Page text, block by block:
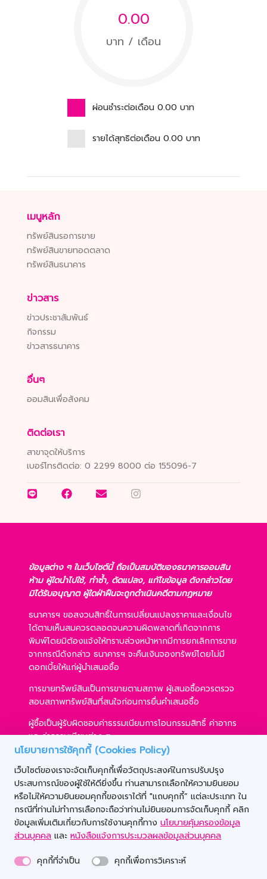
นโยบายการใช้คุกกี้ (Cookies Policy)
เว็บไซต์ของเราจะจัดเก็บคุกกี้เพื่อวัตถุประสงค์ในการปรับปรุง
ประสบการณ์ของผู้ใช้ให้ดียิ่งขึ้น ท่านสามารถเลือกให้ความยินยอม
หรือไม่ให้ความยินยอมคุกกี้ของเราได้ที่ "แถบคุกกี้” แต่ละประเภท ใน
กรณีที่ท่านไม่ทำการเลือกจะถือว่าท่านไม่ยินยอมการจัดเก็บคุกกี้ คลิก
ข้อมูลเพิ่มเติมเกี่ยวกับการใช้งานคุกกี้ทาง นโยบายคุ้มครองข้อมูล
ส่วนบุคคล และ หนังสือแจ้งการประมวลผลข้อมูลส่วนบุคคล
คุกกี้ที่จำเป็น
คุกกี้เพื่อการวิเคราะห์
0.00
บาท / เดือน
ผ่อนชำระต่อเดือน 0.00 บาท
รายได้สุทธิต่อเดือน 0.00 บาท
เมนูหลัก
ทรัพย์สินรอการขาย
ทรัพย์สินขายทอดตลาด
ทรัพย์สินธนาคาร
ข่าวสาร
ข่าวประชาสัมพันธ์
กิจกรรม
ข่าวสารธนาคาร
อื่นๆ
ออมสินเพื่อสังคม
ติดต่อเรา
สาขาจุดให้บริการ
เบอร์โทรติดต่อ: 0 2299 8000 ต่อ 155096-7
ข้อมูลต่าง ๆ ในเว็บไซต์นี้ ถือเป็นสมบัติของธนาคารออมสิน
ห้าม ผู้ใดนำไปใช้, ทำซ้ำ, ดัดแปลง, แก้ไขข้อมูล ดังกล่าวโดย
มิได้รับอนุญาต ผู้ใดฝ่าฝืนจะถูกดำเนินคดีตามกฎหมาย
ธนาคารฯ ขอสงวนสิทธิ์ในการเปลี่ยนแปลงราคาและเงื่อนไข
ได้ตามเห็นสมควรตลอดจนความผิดพลาดที่เกิดจากการ
พิมพ์โดยมิต้องแจ้งให้ทราบล่วงหน้าหากมีการยกเลิกการขาย
จากกรณีดังกล่าว ธนาคารฯ จะคืนเงินจองทรัพย์โดยไม่มี
ดอกเบี้ยให้แก่ผู้นำเสนอซื้อ
การขายทรัพย์สินเป็นการขายตามสภาพ ผู้เสนอซื้อควรตรวจ
สอบสภาพทรัพย์สินที่สนใจก่อนการยื่นคำเสนอซื้อ
ผู้ซื้อเป็นผู้รับผิดชอบค่าธรรมเนียมการโอนกรรมสิทธิ์ ค่าอากร
และค่าธรรมเนียมต่าง ๆ
ผู้ซื้อสามารถขอสินเชื่อได้ตามหลักเกณฑ์ของธนาคารฯ และ
การเสนอซื้อไม่เป็นเงื่อนไขในการพิจารณาอนุมัติสินเชื่อ
ธนาคารฯ ขอสงวนสิทธิ์ที่จะขายทรัพย์สินให้กับผู้เสนอซื้อราย
ใดก็ได้ ภายใต้เงื่อนไขตามที่ธนาคารฯ เห็นชอบ